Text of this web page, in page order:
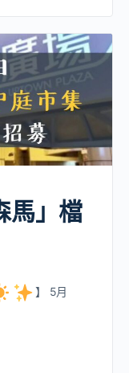
馬」檔
】 5月